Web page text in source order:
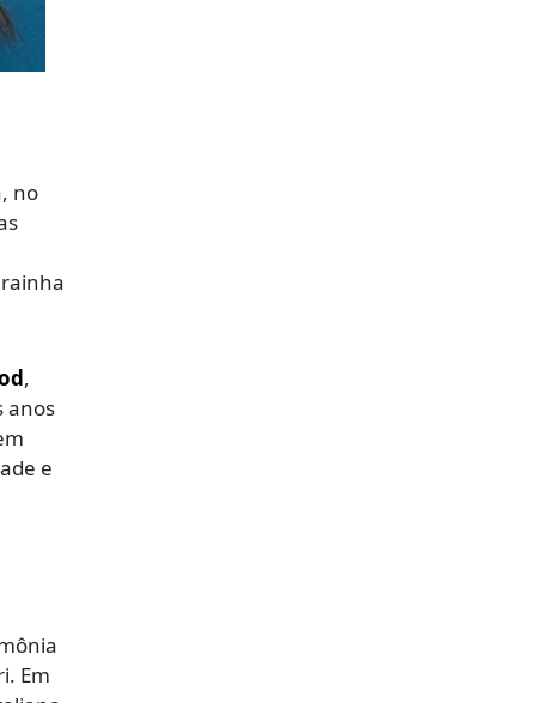
no
,
anos
e
Em